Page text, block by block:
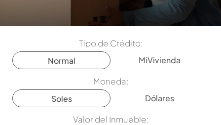
Tipo de Crédito:
Normal
MiVivienda
Moneda:
Soles
Dólares
Valor del Inmueble: